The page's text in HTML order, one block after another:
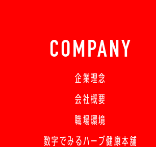
COMPANY
企業理念
会社概要
職場環境
数字でみるハーブ健康本舗